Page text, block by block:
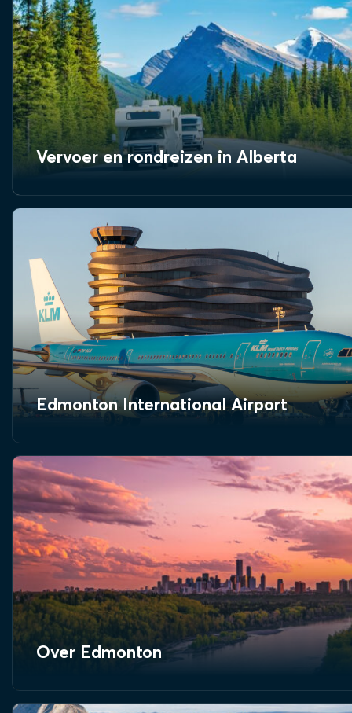
Vervoer en rondreizen in Alberta
Edmonton International Airport
Over Edmonton